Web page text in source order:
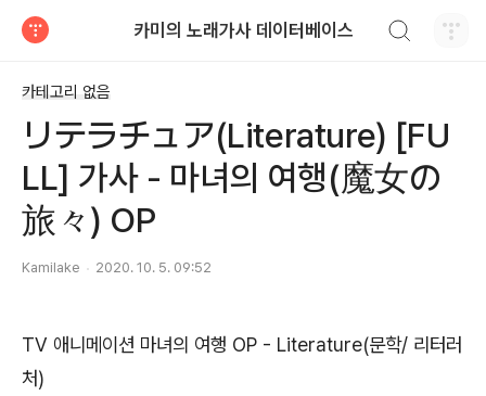
카미의 노래가사 데이터베이스
카테고리 없음
リテラチュア(Literature) [FU
LL] 가사 - 마녀의 여행(魔女の
旅々) OP
Kamilake 2020. 10. 5. 09:52
TV 애니메이션 마녀의 여행 OP - Literature(문학/ 리터러
처)